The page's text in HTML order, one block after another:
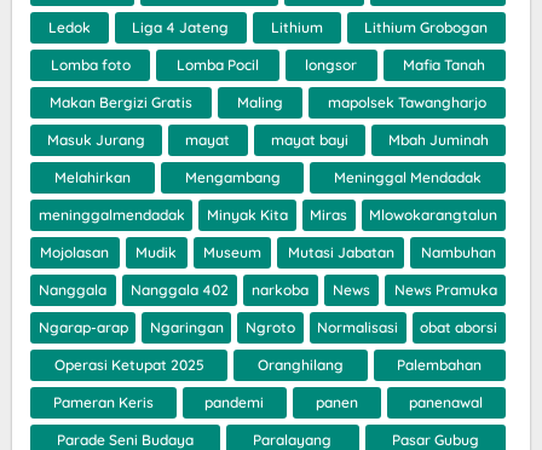
Ledok Liga 4 Jateng Lithium Lithium Grobogan
Lomba foto Lomba Pocil longsor Mafia Tanah
Makan Bergizi Gratis Maling mapolsek Tawangharjo
Masuk Jurang mayat mayat bayi Mbah Juminah
Melahirkan Mengambang Meninggal Mendadak
meninggalmendadak Minyak Kita Miras Mlowokarangtalun
Mojolasan Mudik Museum Mutasi Jabatan Nambuhan
Nanggala Nanggala 402 narkoba News News Pramuka
Ngarap-arap Ngaringan Ngroto Normalisasi obat aborsi
Operasi Ketupat 2025 Oranghilang Palembahan
Pameran Keris pandemi panen panenawal
Parade Seni Budaya Paralayang Pasar Gubug